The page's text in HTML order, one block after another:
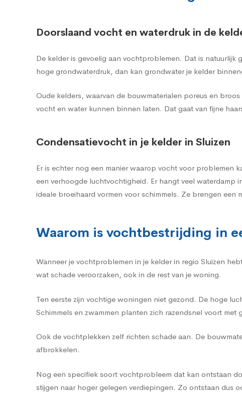
Doorslaand vocht en waterdruk in de
De kelder is gevoelig aan vochtproblemen. Dat is natuurlijk
hoge grondwaterdruk, dan kan grondwater je kelder
Oude kelders, waarvan de bouwmaterialen poreus en
vocht en water kunnen binnen laten. Dat gaat van fijne
Condensatievocht in je kelder in Sluizen
Er is echter nog een manier waarop vocht voor problemen
een verhoogde luchtvochtigheid. Er hangt veel waterdamp
ideale broeihaard vormen voor schimmels. Ze brengen een
Waarom is vochtbestrijding in
Wanneer je vochtproblemen in je kelder in regio Sluizen
wat schade veroorzaken, ook in de rest van je woning.
Ten eerste zijn vochtige woningen niet gezond. De hoge
Schimmels en zwammen planten zich razendsnel voort
Ook de vochtplekken zelf richten schade aan. De
afbrokkelen.
Nog een specifiek soort vochtprobleem dat kan ontstaan
stijgen naar hoger gelegen verdiepingen. Zo ontstaan dus